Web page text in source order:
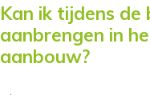
Kan ik tijdens
aanbrengen in
aanbouw?